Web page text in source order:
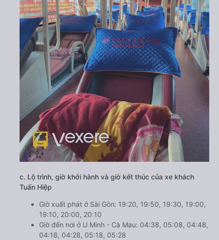
c. Lộ trình, giờ khởi hành và giờ kết thúc của xe khách
Tuấn Hiệp
Giờ xuất phát ở Sài Gòn: 19:20, 19:50, 19:30, 19:00,
19:10, 20:00, 20:10
Giờ đến nơi ở U Minh - Cà Mau: 04:38, 05:08, 04:48,
04:18, 04:28, 05:18, 05:28